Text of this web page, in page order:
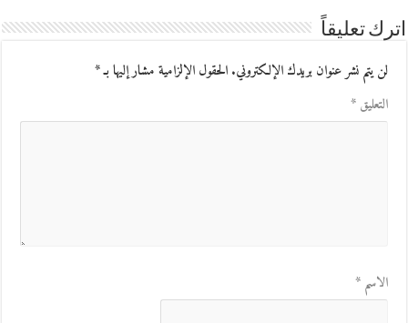
اترك تعليقاً
لن يتم نشر عنوان بريدك الإلكتروني.الحقول الإلزامية مشار إليها بـ*
التعليق*
الاسم*